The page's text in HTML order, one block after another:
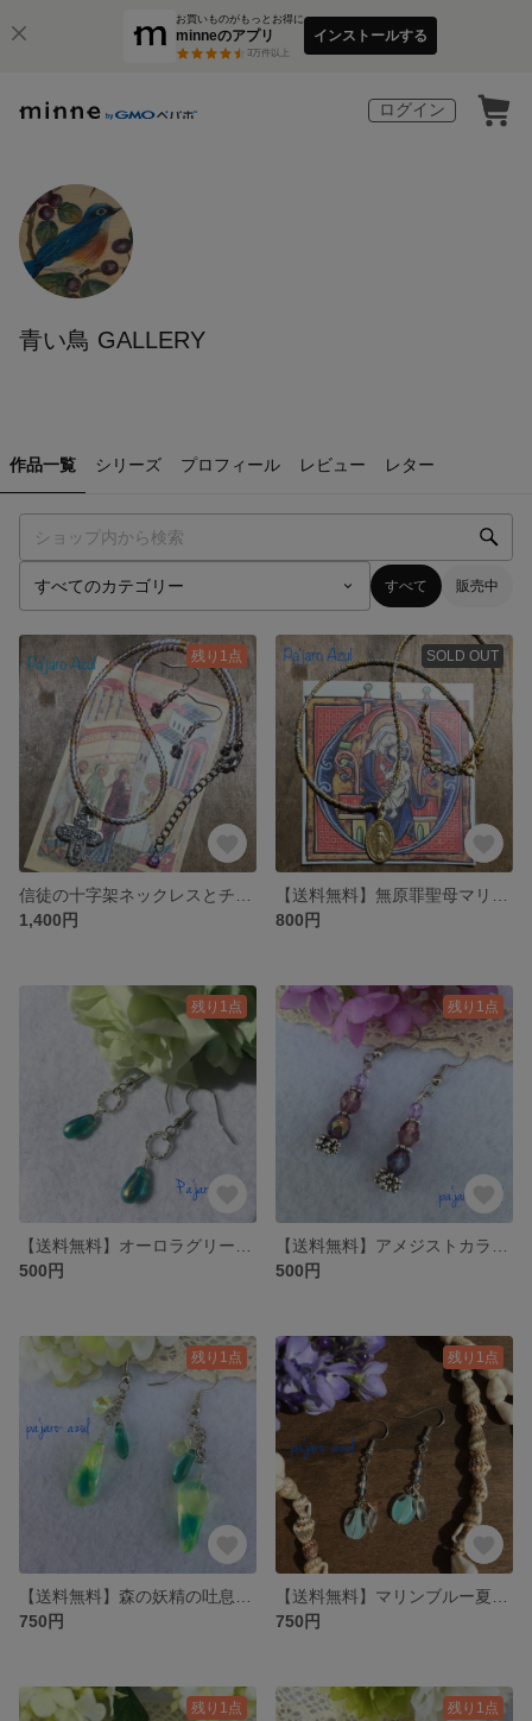
お買いものがもっとお得に
minneのアプリ
3万件以上
インストールする
ログイン
青い鳥 GALLERY
作品一覧 シリーズ プロフィール レビュー レター
すべて 販売中
残り1点
1,400円
SOLD OUT
800円
残り1点
500円
残り1点
500円
残り1点
750円
残り1点
750円
残り1点 残り1点